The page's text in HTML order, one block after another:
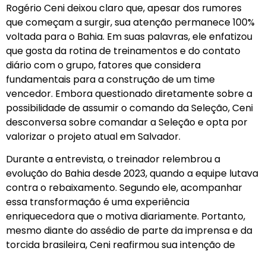
Rogério Ceni deixou claro que, apesar dos rumores
que começam a surgir, sua atenção permanece 100%
voltada para o Bahia. Em suas palavras, ele enfatizou
que gosta da rotina de treinamentos e do contato
diário com o grupo, fatores que considera
fundamentais para a construção de um time
vencedor. Embora questionado diretamente sobre a
possibilidade de assumir o comando da Seleção, Ceni
desconversa sobre comandar a Seleção e opta por
valorizar o projeto atual em Salvador.
Durante a entrevista, o treinador relembrou a
evolução do Bahia desde 2023, quando a equipe lutava
contra o rebaixamento. Segundo ele, acompanhar
essa transformação é uma experiência
enriquecedora que o motiva diariamente. Portanto,
mesmo diante do assédio de parte da imprensa e da
torcida brasileira, Ceni reafirmou sua intenção de